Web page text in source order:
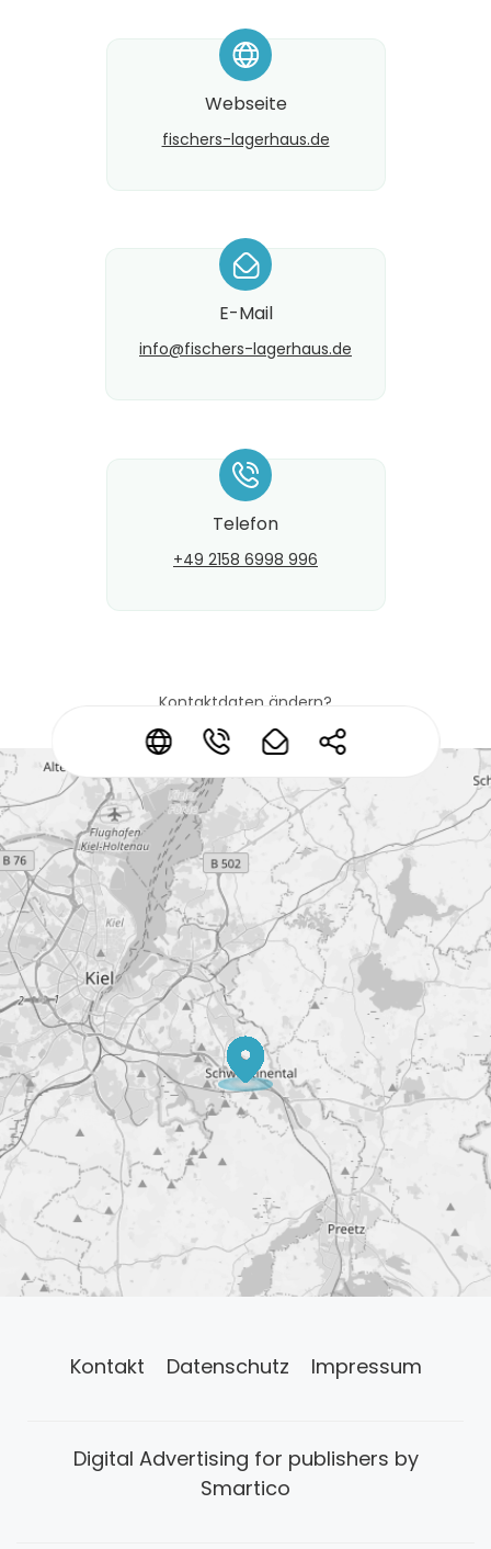
* * * *
*
Webseite
fischers-lagerhaus.de
*
E-Mail
info@​fischers-lagerhaus.de
*
Telefon
+49 2158 6998 996
Kontaktdaten ändern?
Kontakt Datenschutz Impressum
Digital Advertising for publishers by
Smartico